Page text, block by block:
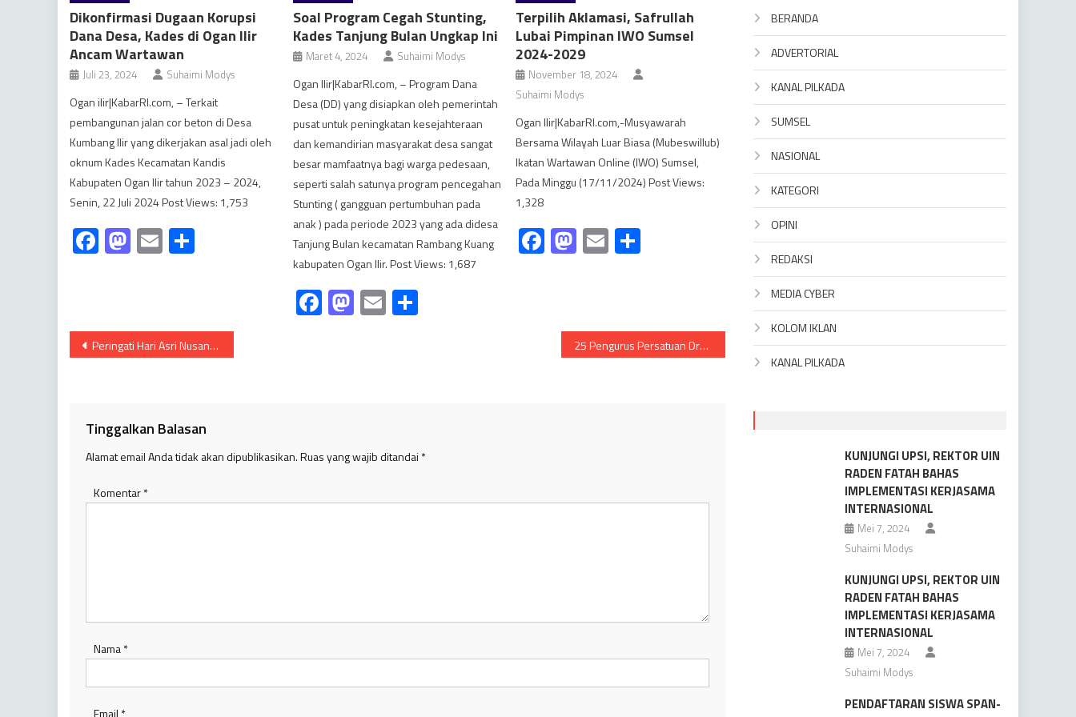
Dikonfirmasi Dugaan Korupsi
Dana Desa, Kades di Ogan Ilir
Ancam Wartawan
Juli 23, 2024 Suhaimi Modys
Ogan ilir|KabarRI.com, – Terkait
pembangunan jalan cor beton di Desa
Kumbang Ilir yang dikerjakan asal jadi oleh
oknum Kades Kecamatan Kandis
Kabupaten Ogan Ilir tahun 2023 – 2024,
Senin, 22 Juli 2024 Post Views: 1,753
Facebook
Mastodon
Email
Soal Program Cegah Stunting,
Kades Tanjung Bulan Ungkap Ini
Maret 4, 2024 Suhaimi Modys
Ogan Ilir|KabarRI.com, – Program Dana
Desa (DD) yang disiapkan oleh pemerintah
pusat untuk peningkatan kesejahteraan
dan kemandirian masyarakat desa sangat
besar mamfaatnya bagi warga pedesaan,
seperti salah satunya program pencegahan
Stunting ( gangguan pertumbuhan pada
anak ) pada periode 2023 yang ada didesa
Tanjung Bulan kecamatan Rambang Kuang
kabupaten Ogan Ilir. Post Views: 1,687
Facebook
Mastodon
EmailShare
Terpilih Aklamasi, Safrullah
Lubai Pimpinan IWO Sumsel
2024-2029
November 18, 2024
Suhaimi Modys
Ogan Ilir|KabarRI.com,-Musyawarah
Bersama Wilayah Luar Biasa (Mubeswillub)
Ikatan Wartawan Online (IWO) Sumsel,
Pada Minggu (17/11/2024) Post Views:
1,328
Facebook
Mastodon
Email
Navigasi
Peringati Hari Asri Nusantara, Pemdes Sejagung Tanam 1000 Pohon Pete 25 Pengurus Persatuan Drum Band Indonesia Kabupaten banyuasin Resmi dilantik
Tinggalkan Balasan
Alamat email Anda tidak akan dipublikasikan.Ruas yang wajib ditandai *
Komentar*
Nama*
Email *
BERANDA
ADVERTORIAL
KANAL PILKADA
SUMSEL
NASIONAL
KATEGORI
OPINI
REDAKSI
MEDIA CYBER
KOLOM IKLAN
KANAL PILKADA
KUNJUNGI UPSI, REKTOR UIN
RADEN FATAH BAHAS
IMPLEMENTASI KERJASAMA
INTERNASIONAL
Mei 7, 2024
Suhaimi Modys
KUNJUNGI UPSI, REKTOR UIN
RADEN FATAH BAHAS
IMPLEMENTASI KERJASAMA
INTERNASIONAL
Mei 7, 2024
Suhaimi Modys
PENDAFTARAN SISWA SPAN-